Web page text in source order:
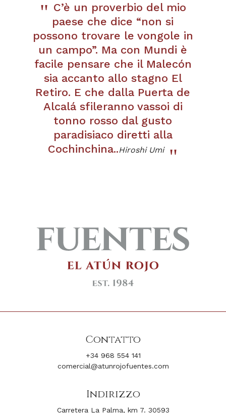
C’è un proverbio del mio
paese che dice “non si
possono trovare le vongole in
un campo”. Ma con Mundi è
facile pensare che il Malecón
sia accanto allo stagno El
Retiro. E che dalla Puerta de
Alcalá sfileranno vassoi di
tonno rosso dal gusto
paradisiaco diretti alla
Cochinchina..Hiroshi Umi
Contatto
+34 968 554 141
comercial@atunrojofuentes.com
Indirizzo
Carretera La Palma, km 7. 30593